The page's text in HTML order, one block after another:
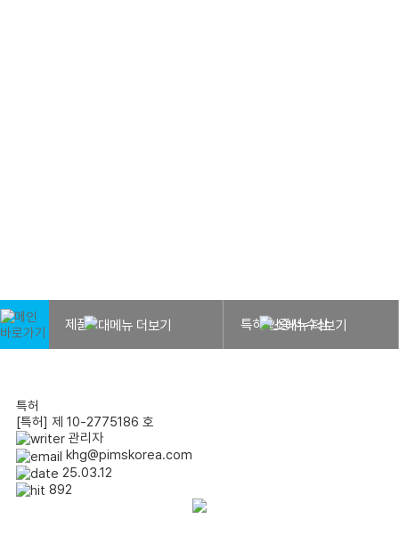
제품 특허·인증서·수상
특허
[특허] 제 10-2775186 호
관리자
khg@pimskorea.com
25.03.12
892